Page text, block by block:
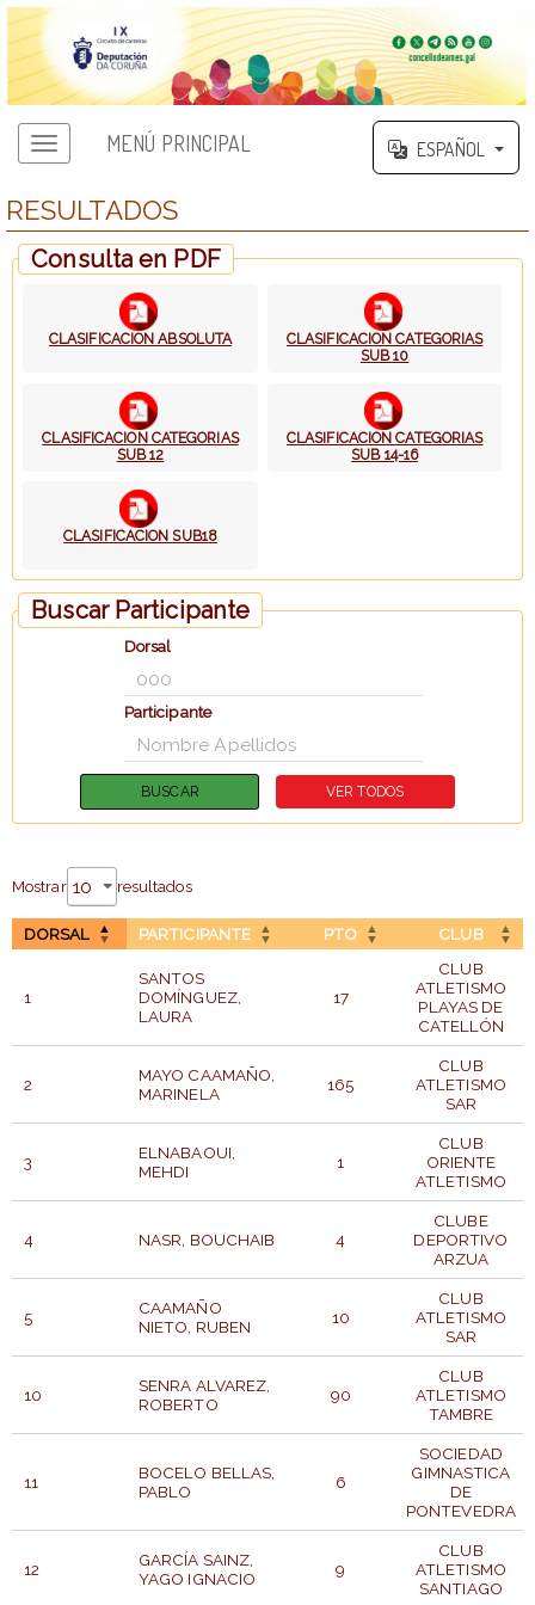
MENÚ PRINCIPAL ESPAÑOL
RESULTADOS
Consulta en PDF
CLASIFICACION ABSOLUTA
CLASIFICACION CATEGORIAS
SUB 10
CLASIFICACION CATEGORIAS
SUB 12
CLASIFICACION CATEGORIAS
SUB 14-16
CLASIFICACION SUB18
Buscar Participante
Dorsal
Participante
Mostrar resultados
DORSAL PARTICIPANTE PTO CLUB
1
SANTOS
DOMÍNGUEZ,
LAURA
17
CLUB
ATLETISMO
PLAYAS DE
CATELLÓN
2
MAYO CAAMAÑO,
MARINELA
165
CLUB
ATLETISMO
SAR
3
ELNABAOUI,
MEHDI
1
CLUB
ORIENTE
ATLETISMO
4 NASR, BOUCHAIB 4
CLUBE
DEPORTIVO
ARZUA
5
CAAMAÑO
NIETO, RUBEN
10
CLUB
ATLETISMO
SAR
10
SENRA ALVAREZ,
ROBERTO
90
CLUB
ATLETISMO
TAMBRE
11
BOCELO BELLAS,
PABLO
6
SOCIEDAD
GIMNASTICA
DE
PONTEVEDRA
12
GARCÍA SAINZ,
YAGO IGNACIO
9
CLUB
ATLETISMO
SANTIAGO